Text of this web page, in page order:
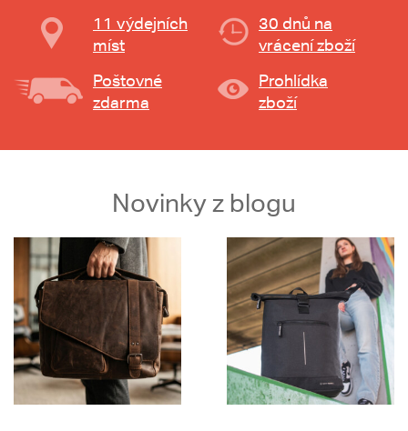
11 výdejních
míst
30 dnů na
vrácení zboží
Poštovné
zdarma
Prohlídka
zboží
Novinky z blogu